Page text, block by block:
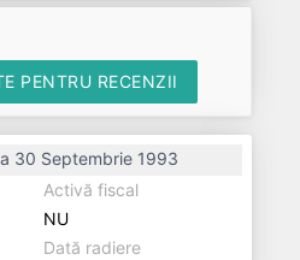
PENTRU RECENZII
30 Septembrie 1993
Activă fiscal
NU
Dată radiere